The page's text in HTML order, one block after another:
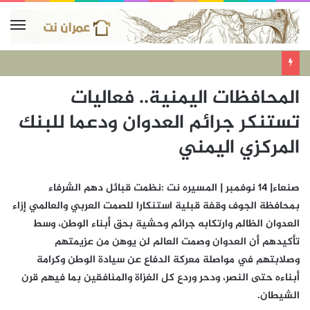
المحافظات اليمنية.. فعاليات
تستنكر جرائم العدوان ودعما للبنك
المركزي اليمني
صنعاء| 14 نوفمبر | المسيره نت :نظمت قبائل دهم الشرفاء
بمحافظة الجوف وقفة قبلية استنكارا للصمت العربي والعالمي إزاء
العدوان الظالم وارتكابه جرائم وحشية بحق أبناء الوطن، وسط
تأكيدهم أن العدوان وصمت العالم لن يوهن من عزيمتهم
وصلابتهم في مواصلة معركة الدفاع عن سيادة الوطن وكرامة
أبناءه حتى النصر، ودحر وردع كل الغزاة والمنافقين بما فيهم قرن
الشيطان.